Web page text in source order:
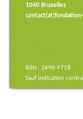
1040 Bruxelles
ISSN : 2490-9718
Sauf indication